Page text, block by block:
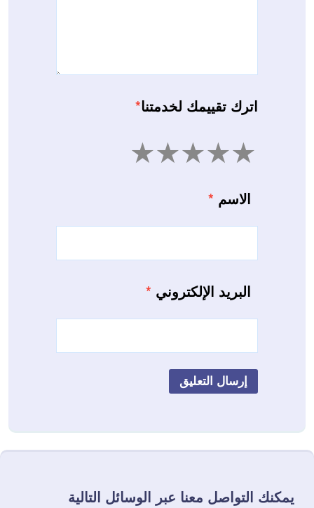
اترك تقييمك لخدمتنا*
4 3 2 1
الاسم *
البريد الإلكتروني *
يمكنك التواصل معنا عبر الوسائل التالية